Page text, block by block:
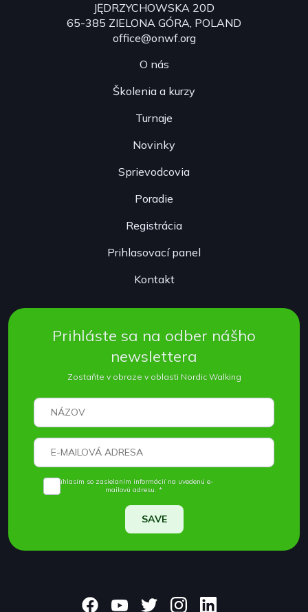
JĘDRZYCHOWSKA 20D
65-385 ZIELONA GÓRA, POLAND
office@onwf.org
O nás
Školenia a kurzy
Turnaje
Novinky
Sprievodcovia
Poradie
Registrácia
Prihlasovací panel
Kontakt
Prihláste sa na odber nášho
newslettera
Zostaňte v obraze v oblasti Nordic Walking
Súhlasím so zasielaním informácií na uvedenú e-
mailovú adresu. *
SAVE